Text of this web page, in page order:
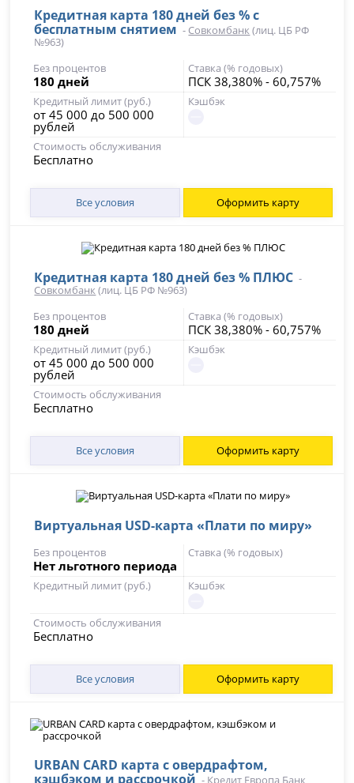
Кредитная карта 180 дней без % с
бесплатным снятием - Совкомбанк (лиц. ЦБ РФ
№963)
Без процентов
180 дней
Ставка (% годовых)
ПСК 38,380% - 60,757%
Кредитный лимит (руб.)
от 45 000 до 500 000
рублей
Кэшбэк
Стоимость обслуживания
Бесплатно
Все условия Оформить карту
Кредитная карта 180 дней без % ПЛЮС -
Совкомбанк (лиц. ЦБ РФ №963)
Без процентов
180 дней
Ставка (% годовых)
ПСК 38,380% - 60,757%
Кредитный лимит (руб.)
от 45 000 до 500 000
рублей
Кэшбэк
Стоимость обслуживания
Бесплатно
Все условия Оформить карту
Виртуальная USD-карта «Плати по миру»
Без процентов
Нет льготного периода
Ставка (% годовых)
Кредитный лимит (руб.) Кэшбэк
Стоимость обслуживания
Бесплатно
Все условия Оформить карту
URBAN CARD карта с овердрафтом,
кэшбэком и рассрочкой - Кредит Европа Банк